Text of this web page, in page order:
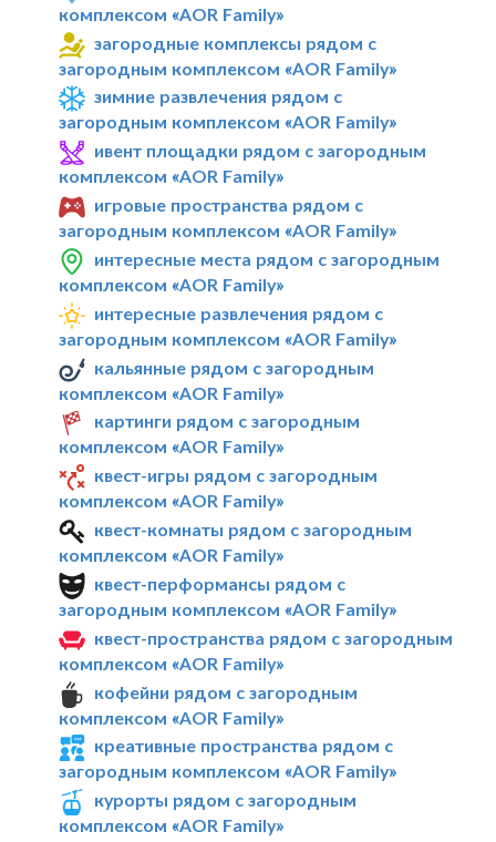
комплексом «AOR Family»
загородные комплексы рядом с
загородным комплексом «AOR Family»
зимние развлечения рядом с
загородным комплексом «AOR Family»
ивент площадки рядом с загородным
комплексом «AOR Family»
игровые пространства рядом с
загородным комплексом «AOR Family»
интересные места рядом с загородным
комплексом «AOR Family»
интересные развлечения рядом с
загородным комплексом «AOR Family»
кальянные рядом с загородным
комплексом «AOR Family»
картинги рядом с загородным
комплексом «AOR Family»
квест-игры рядом с загородным
комплексом «AOR Family»
квест-комнаты рядом с загородным
комплексом «AOR Family»
квест-перформансы рядом с
загородным комплексом «AOR Family»
квест-пространства рядом с загородным
комплексом «AOR Family»
кофейни рядом с загородным
комплексом «AOR Family»
креативные пространства рядом с
загородным комплексом «AOR Family»
курорты рядом с загородным
комплексом «AOR Family»